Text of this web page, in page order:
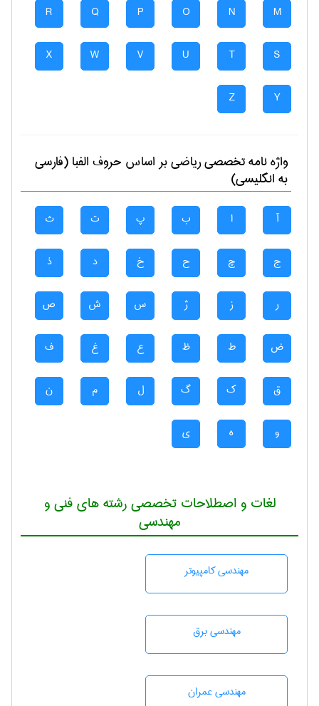
M
N
O
P
Q
R
S
T
U
V
W
X
Y
Z
واژه نامه تخصصیرياضیبر اساس حروف الفبا (فارسی
به انگلیسی)
آ ا ب پ ت ث
ج چ ح خ د ذ
ر ز ژ س ش ص
ض ط ظ ع غ ف
ق ک گ ل م ن
و ه ی
لغات و اصطلاحات تخصصی رشته های فنی و
مهندسی
مهندسی كامپيوتر
مهندسی برق
مهندسی عمران